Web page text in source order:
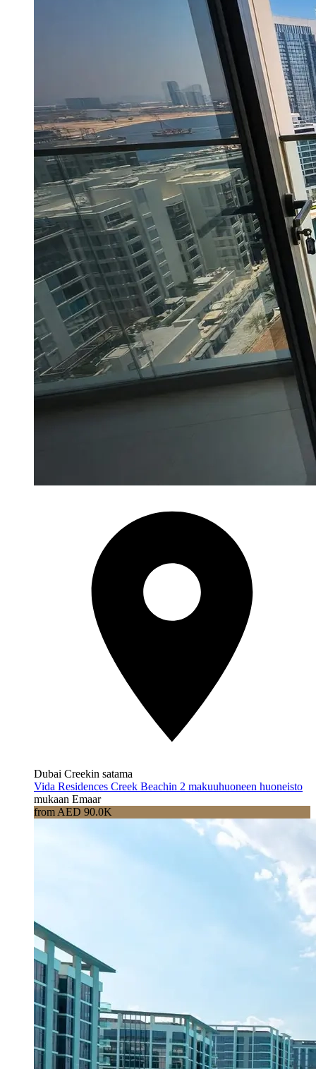
Dubai Creekin satama
Vida Residences Creek Beachin 2 makuuhuoneen huoneisto
mukaan Emaar
from AED 90.0K